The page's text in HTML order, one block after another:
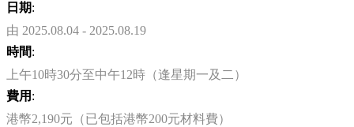
日期:
由 2025.08.04 - 2025.08.19
時間:
上午10時30分至中午12時（逢星期一及二）
費用 :
港幣2,190元（已包括港幣200元材料費）